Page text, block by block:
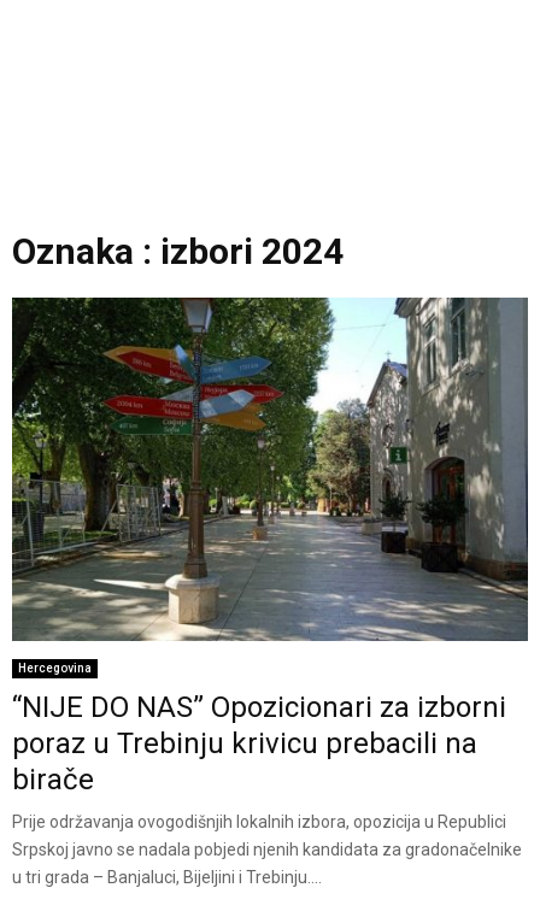
Oznaka : izbori 2024
Hercegovina
“NIJE DO NAS” Opozicionari za izborni
poraz u Trebinju krivicu prebacili na
birače
Prije održavanja ovogodišnjih lokalnih izbora, opozicija u Republici
Srpskoj javno se nadala pobjedi njenih kandidata za gradonačelnike
u tri grada – Banjaluci, Bijeljini i Trebinju....